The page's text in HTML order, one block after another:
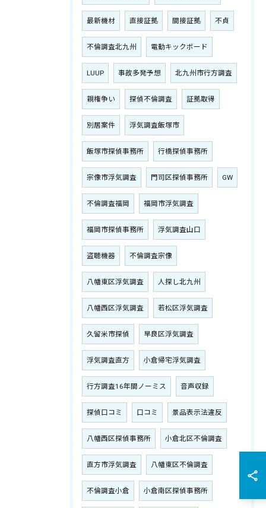
最新機材 直接証拠 間接証拠 不貞
不倫調査北九州 電動キックボード
LUUP 事故多発予想 北九州市行方調査
親権争い 探偵不倫調査 証拠取得
別居案件 浮気調査飯塚市
飯塚市探偵事務所 行橋探偵事務所
宗像市浮気調査 門司区探偵事務所 GW
不倫調査福岡 福岡市浮気調査
福岡市探偵事務所 浮気調査山口
盗聴機器 不倫調査宗像
八幡東区浮気調査 人探し北九州
八幡西区浮気調査 若松区浮気調査
久留米市探偵 早良区浮気調査
浮気調査直方 小倉帰宅浮気調査
行方調査16年間ノーミス 音声収録
探偵口コミ 口コミ 景品表示法違反
八幡西区探偵事務所 小倉北区不倫調査
直方市浮気調査 八幡東区不倫調査
不倫調査小倉 小倉南区探偵事務所